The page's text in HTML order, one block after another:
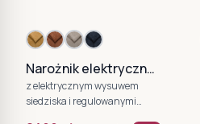
Narożnik elektryczny Bull XL oliwkowy
z elektrycznym wysuwem
siedziska i regulowanymi